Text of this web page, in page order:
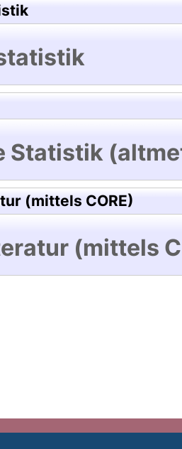
Statistik
(mittels CORE)
(mittels